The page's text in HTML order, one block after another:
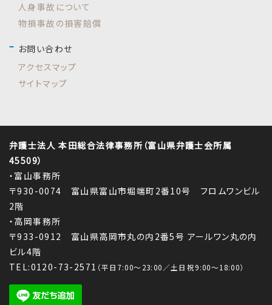
人身事故について
物損事故の損害賠償
お問い合わせ
アクセスマップ
サイトマップ
弁護士法人 本田総合法律事務所（富山県弁護士会所属
45509）
・富山事務所
〒930-0074 富山県富山市堀端町2番10号 フロムワンビル
2階
・高岡事務所
〒933-0912 富山県高岡市丸の内2番5号 アールワン丸の内
ビル4階
TEL:0120-73-2571 （平日7:00～23:00／土日祝9:00～18:00）